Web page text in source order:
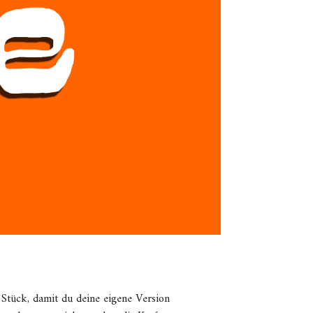
damit du deine eigene Version